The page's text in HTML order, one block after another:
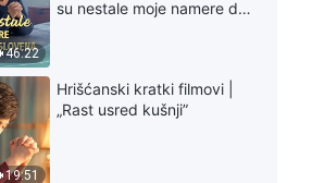
46:22
su nestale moje namere da
19:51
Hrišćanski kratki filmovi |
„Rast usred kušnji”